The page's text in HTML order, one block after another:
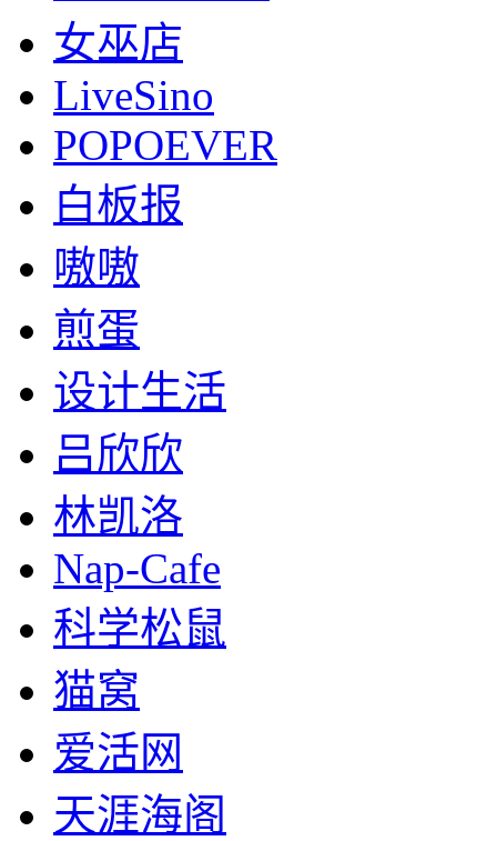
女巫店
LiveSino
POPOEVER
白板报
嗷嗷
煎蛋
设计生活
吕欣欣
林凯洛
Nap-Cafe
科学松鼠
猫窝
爱活网
天涯海阁